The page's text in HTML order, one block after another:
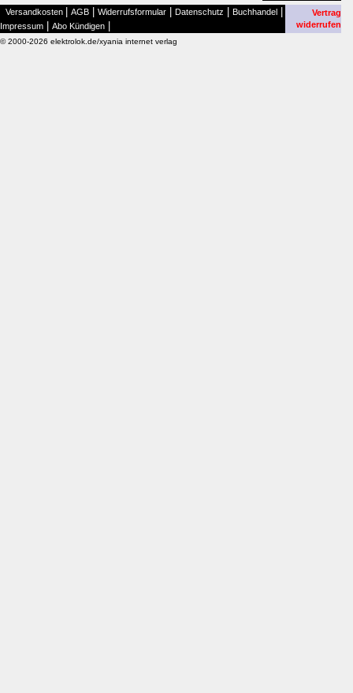
Versandkosten AGB Widerrufsformular Datenschutz Buchhandel
Impressum Abo Kündigen
Vertrag
widerrufen
© 2000-2026 elektrolok.de/xyania internet verlag